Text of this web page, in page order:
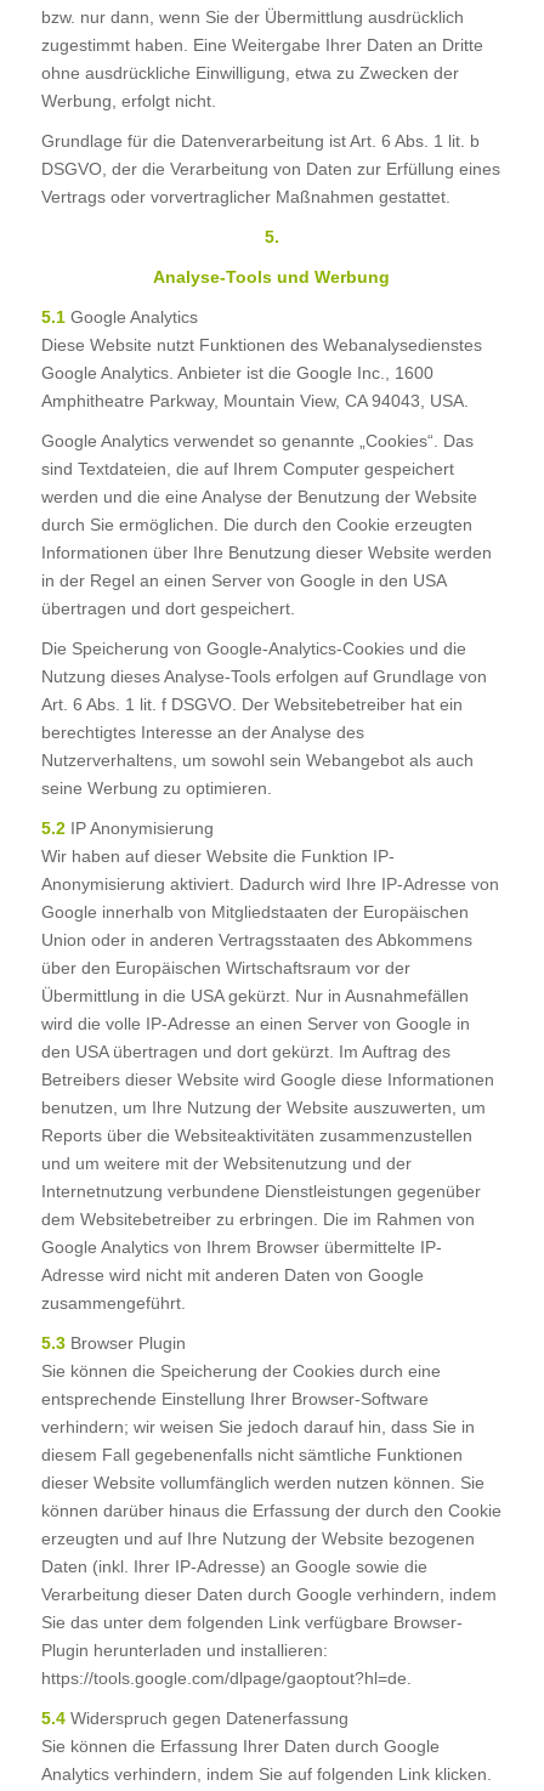
bzw. nur dann, wenn Sie der Übermittlung ausdrücklich
zugestimmt haben. Eine Weitergabe Ihrer Daten an Dritte
ohne ausdrückliche Einwilligung, etwa zu Zwecken der
Werbung, erfolgt nicht.
Grundlage für die Datenverarbeitung ist Art. 6 Abs. 1 lit. b
DSGVO, der die Verarbeitung von Daten zur Erfüllung eines
Vertrags oder vorvertraglicher Maßnahmen gestattet.
5.
Analyse-Tools und Werbung
5.1 Google Analytics
Diese Website nutzt Funktionen des Webanalysedienstes
Google Analytics. Anbieter ist die Google Inc., 1600
Amphitheatre Parkway, Mountain View, CA 94043, USA.
Google Analytics verwendet so genannte „Cookies“. Das
sind Textdateien, die auf Ihrem Computer gespeichert
werden und die eine Analyse der Benutzung der Website
durch Sie ermöglichen. Die durch den Cookie erzeugten
Informationen über Ihre Benutzung dieser Website werden
in der Regel an einen Server von Google in den USA
übertragen und dort gespeichert.
Die Speicherung von Google-Analytics-Cookies und die
Nutzung dieses Analyse-Tools erfolgen auf Grundlage von
Art. 6 Abs. 1 lit. f DSGVO. Der Websitebetreiber hat ein
berechtigtes Interesse an der Analyse des
Nutzerverhaltens, um sowohl sein Webangebot als auch
seine Werbung zu optimieren.
5.2 IP Anonymisierung
Wir haben auf dieser Website die Funktion IP-
Anonymisierung aktiviert. Dadurch wird Ihre IP-Adresse von
Google innerhalb von Mitgliedstaaten der Europäischen
Union oder in anderen Vertragsstaaten des Abkommens
über den Europäischen Wirtschaftsraum vor der
Übermittlung in die USA gekürzt. Nur in Ausnahmefällen
wird die volle IP-Adresse an einen Server von Google in
den USA übertragen und dort gekürzt. Im Auftrag des
Betreibers dieser Website wird Google diese Informationen
benutzen, um Ihre Nutzung der Website auszuwerten, um
Reports über die Websiteaktivitäten zusammenzustellen
und um weitere mit der Websitenutzung und der
Internetnutzung verbundene Dienstleistungen gegenüber
dem Websitebetreiber zu erbringen. Die im Rahmen von
Google Analytics von Ihrem Browser übermittelte IP-
Adresse wird nicht mit anderen Daten von Google
zusammengeführt.
5.3 Browser Plugin
Sie können die Speicherung der Cookies durch eine
entsprechende Einstellung Ihrer Browser-Software
verhindern; wir weisen Sie jedoch darauf hin, dass Sie in
diesem Fall gegebenenfalls nicht sämtliche Funktionen
dieser Website vollumfänglich werden nutzen können. Sie
können darüber hinaus die Erfassung der durch den Cookie
erzeugten und auf Ihre Nutzung der Website bezogenen
Daten (inkl. Ihrer IP-Adresse) an Google sowie die
Verarbeitung dieser Daten durch Google verhindern, indem
Sie das unter dem folgenden Link verfügbare Browser-
Plugin herunterladen und installieren:
https://tools.google.com/dlpage/gaoptout?hl=de.
5.4 Widerspruch gegen Datenerfassung
Sie können die Erfassung Ihrer Daten durch Google
Analytics verhindern, indem Sie auf folgenden Link klicken.